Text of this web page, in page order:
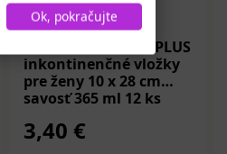
DEPEND NORMAL PLUS
inkontinenčné vložky
pre ženy 10 x 28 cm
savosť 365 ml 12 ks
3,40 €
Ok, pokračujte